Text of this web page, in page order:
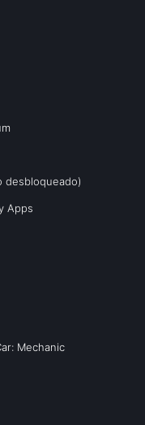
desbloqueado)
Apps
Mechanic